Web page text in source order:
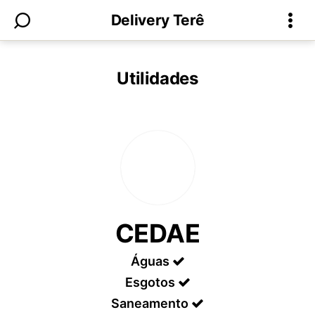
Delivery Terê
Utilidades
CEDAE
Águas
Esgotos
Saneamento